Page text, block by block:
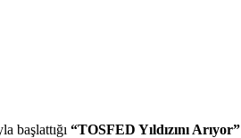
başlattığı “TOSFED Yıldızını Arıyor”